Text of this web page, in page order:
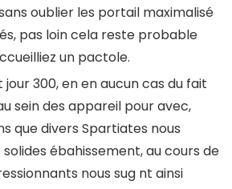
oublier les portail maximalisé
pas loin cela reste probable
un pactole.
300, en en aucun cas du fait
sein des appareil pour avec,
que divers Spartiates nous
ébahissement, au cours de
nous sug nt ainsi